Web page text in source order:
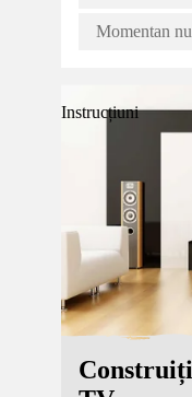
Momentan
Instrucțiuni